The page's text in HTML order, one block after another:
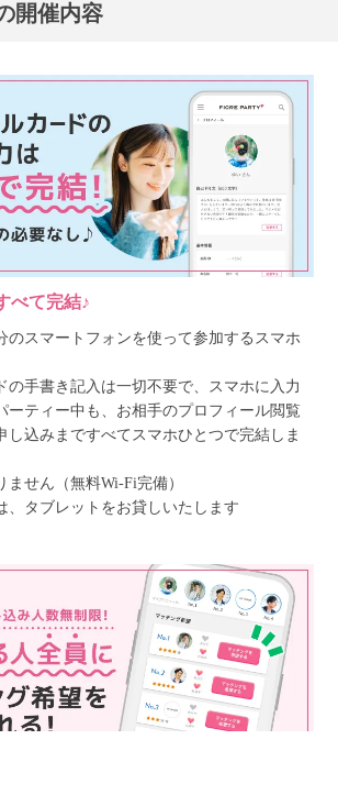
開催内容
べて完結♪
のスマートフォンを使って参加するスマホ
の手書き記入は一切不要で、スマホに入力
ーティー中も、お相手のプロフィール閲覧
し込みまですべてスマホひとつで完結しま
せん（無料Wi-Fi完備）
タブレットをお貸しいたします